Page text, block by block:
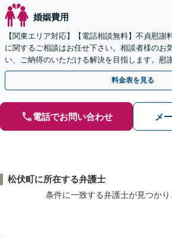
婚姻費用
【関東エリア対応】【電話相談無料】不貞慰謝
に関するご相談はお任せ下さい。相談者様のお
い、ご納得のいただける解決を目指します。慰
側やされた側、双方のご相談に対応【休日・夜
料金表を見る
電話でお問い合わせ メ
松伏町に所在する弁護士
条件に一致する弁護士が見つかり